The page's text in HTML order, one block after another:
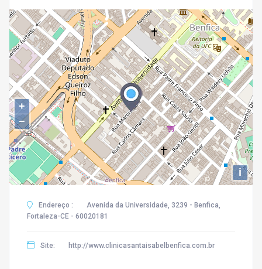
+
−
i
Endereço :
Avenida da Universidade, 3239 - Benfica,
Fortaleza-CE - 60020181
Site: http://www.clinicasantaisabelbenfica.com.br